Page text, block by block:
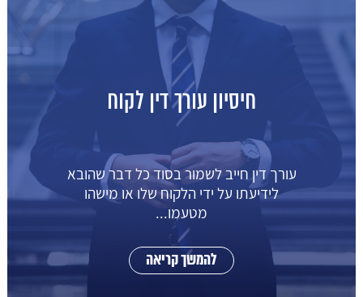
חיסיון עורך דין לקוח
עורך דין חייב לשמור בסוד כל דבר שהובא
לידיעתו על ידי הלקוח שלו או מישהו
מטעמו...
להמשך קריאה